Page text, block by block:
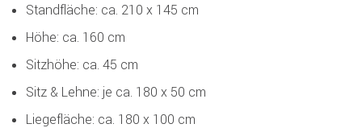
Standfläche: ca. 210 x 145 cm
Höhe: ca. 160 cm
Sitzhöhe: ca. 45 cm
Sitz & Lehne: je ca. 180 x 50 cm
Liegefläche: ca. 180 x 100 cm